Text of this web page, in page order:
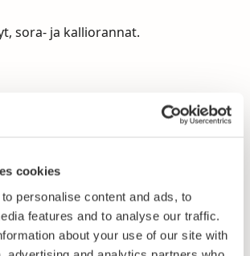
cookies
personalise content and ads, to
features and to analyse our traffic.
about your use of our site with
sora- ja kalliorannat.
todennäköisimmin ajoittain
pystyy pitämään puolensa muiden
kasvillisuudessa. Hieman
suorastaan kaipaakin:
tapaan sekään ei tule toimeen